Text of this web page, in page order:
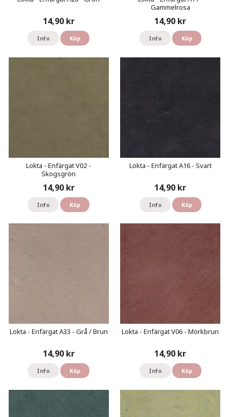
14,90 kr
Info Köp
Gammelrosa
14,90 kr
Info Köp
Lokta - Enfärgat V02 -
Skogsgrön
14,90 kr
Info Köp
Lokta - Enfärgat A16 - Svart
14,90 kr
Info Köp
Lokta - Enfärgat A33 - Grå / Brun
14,90 kr
Info Köp
Lokta - Enfärgat V06 - Mörkbrun
14,90 kr
Info Köp